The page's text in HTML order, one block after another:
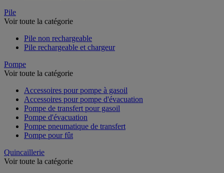
Pile
Voir toute la catégorie
Pile non rechargeable
Pile rechargeable et chargeur
Pompe
Voir toute la catégorie
Accessoires pour pompe à gasoil
Accessoires pour pompe d'évacuation
Pompe de transfert pour gasoil
Pompe d'évacuation
Pompe pneumatique de transfert
Pompe pour fût
Quincaillerie
Voir toute la catégorie